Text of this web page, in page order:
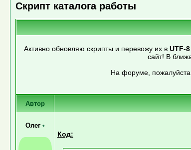
Скрипт каталога работы
Активно обновляю скрипты и перевожу их в UTF-
сайт! В
На форуме,
Автор
Олег •
Код: